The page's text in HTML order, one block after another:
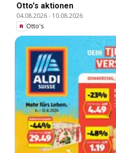
Otto's aktionen
04.08.2026- 10.08.2026
Otto's